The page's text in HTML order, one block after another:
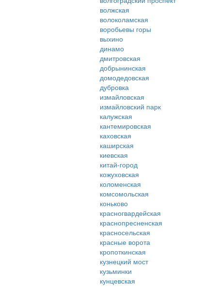
волжская
волоколамская
воробьевы горы
выхино
динамо
дмитровская
добрынинская
домодедовская
дубровка
измайловская
измайловский парк
калужская
кантемировская
каховская
каширская
киевская
китай-город
кожуховская
коломенская
комсомольская
коньково
красногвардейская
краснопресненская
красносельская
красные ворота
кропоткинская
кузнецкий мост
кузьминки
кунцевская